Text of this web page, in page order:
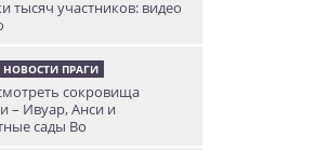
тысяч участников: видео
НОВОСТИ ПРАГИ
сокровища
– Ивуар, Анси и
сады Во